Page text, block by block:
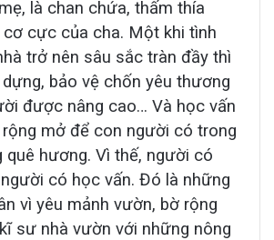
là chan chứa, thấm thía
cực của cha. Một khi tình
trở nên sâu sắc tràn đầy thì
bảo vệ chốn yêu thương
được nâng cao… Và học vấn
mở để con người có trong
quê hương. Vì thế, người có
có học vấn. Đó là những
vì yêu mảnh vườn, bờ rộng
sư nhà vườn với những nông